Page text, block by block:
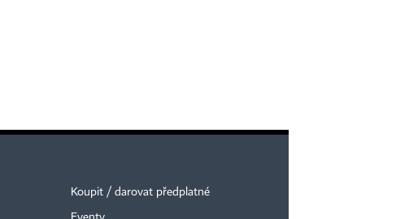
Koupit / darovat předplatné